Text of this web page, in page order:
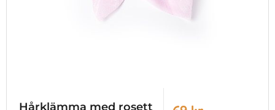
Hårklämma med rosett